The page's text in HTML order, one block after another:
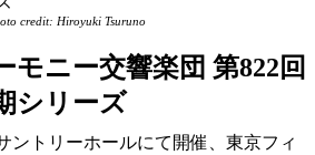
credit: Hiroyuki Tsuruno
モニー交響楽団 第822回
シリーズ
ントリーホールにて開催、東京フィ